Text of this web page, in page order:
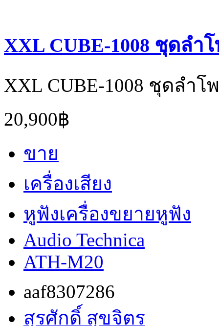
XXL CUBE-1008 ชุดลำโ
XXL CUBE-1008 ชุดลำโพ
20,900฿
ขาย
เครื่องเสียง
หูฟังเครื่องขยายหูฟัง
Audio Technica
ATH-M20
aaf8307286
สุรศักดิ์ สุขจิตร